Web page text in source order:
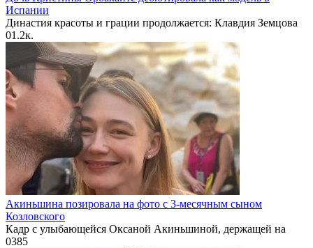
Испании
Династия красоты и грации продолжается: Клавдия Земцова
01.2к.
Акиньшина позировала на фото с 3-месячным сыном
Козловского
Кадр с улыбающейся Оксаной Акиньшиной, держащей на
0385